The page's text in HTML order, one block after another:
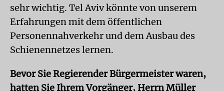
sehr wichtig. Tel Aviv könnte von unserem
Erfahrungen mit dem öffentlichen
Personennahverkehr und dem Ausbau des
Schienennetzes lernen.
Bevor Sie Regierender Bürgermeister waren,
hatten Sie Ihrem Vorgänger, Herrn Müller